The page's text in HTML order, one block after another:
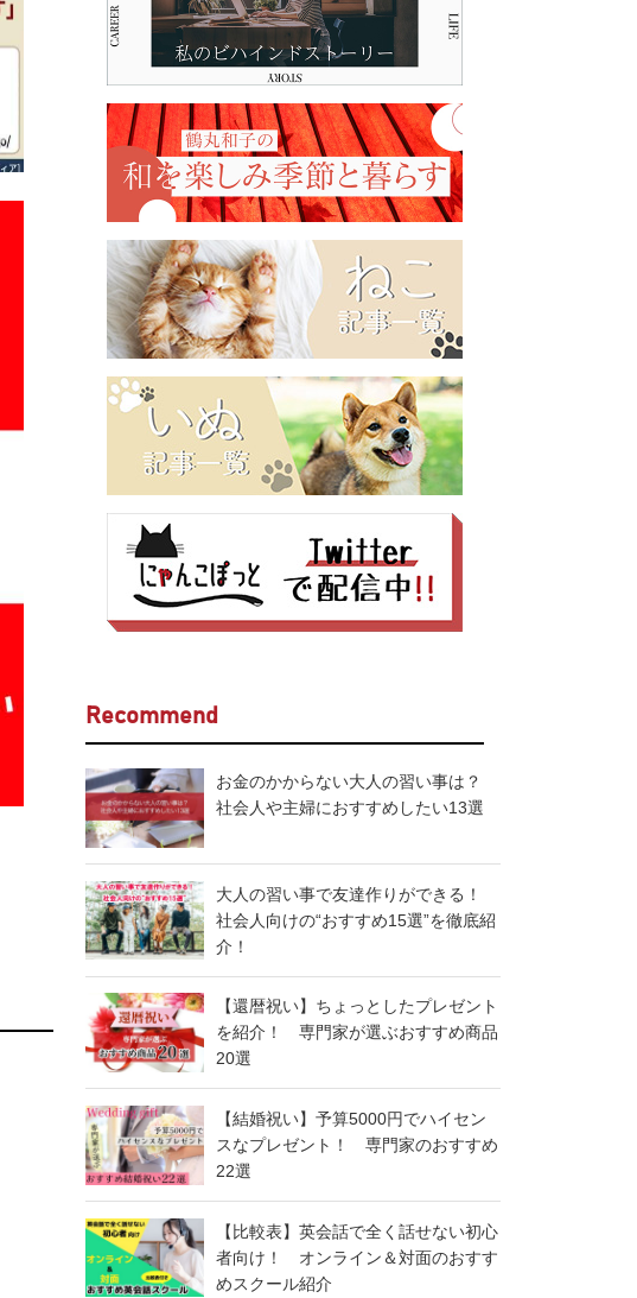
Recommend
お金のかからない大人の習い事は？
社会人や主婦におすすめしたい13選
大人の習い事で友達作りができる！
社会人向けの“おすすめ15選”を徹底紹
介！
【還暦祝い】ちょっとしたプレゼント
を紹介！ 専門家が選ぶおすすめ商品
20選
【結婚祝い】予算5000円でハイセン
スなプレゼント！ 専門家のおすすめ
22選
【比較表】英会話で全く話せない初心
者向け！ オンライン＆対面のおすす
めスクール紹介